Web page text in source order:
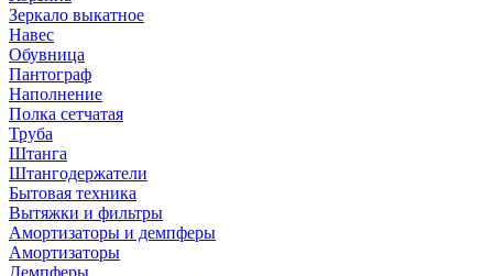
Зеркало выкатное
Навес
Обувница
Пантограф
Наполнение
Полка сетчатая
Труба
Штанга
Штангодержатели
Бытовая техника
Вытяжки и фильтры
Амортизаторы и демпферы
Амортизаторы
Демпферы